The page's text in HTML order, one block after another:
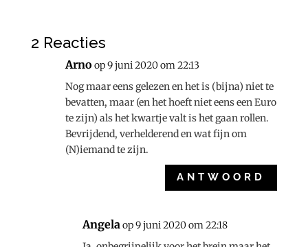
2 Reacties
Arno op 9 juni 2020 om 22:13
Nog maar eens gelezen en het is (bijna) niet te
bevatten, maar (en het hoeft niet eens een Euro
te zijn) als het kwartje valt is het gaan rollen.
Bevrijdend, verhelderend en wat fijn om
(N)iemand te zijn.
ANTWOORD
Angela op 9 juni 2020 om 22:18